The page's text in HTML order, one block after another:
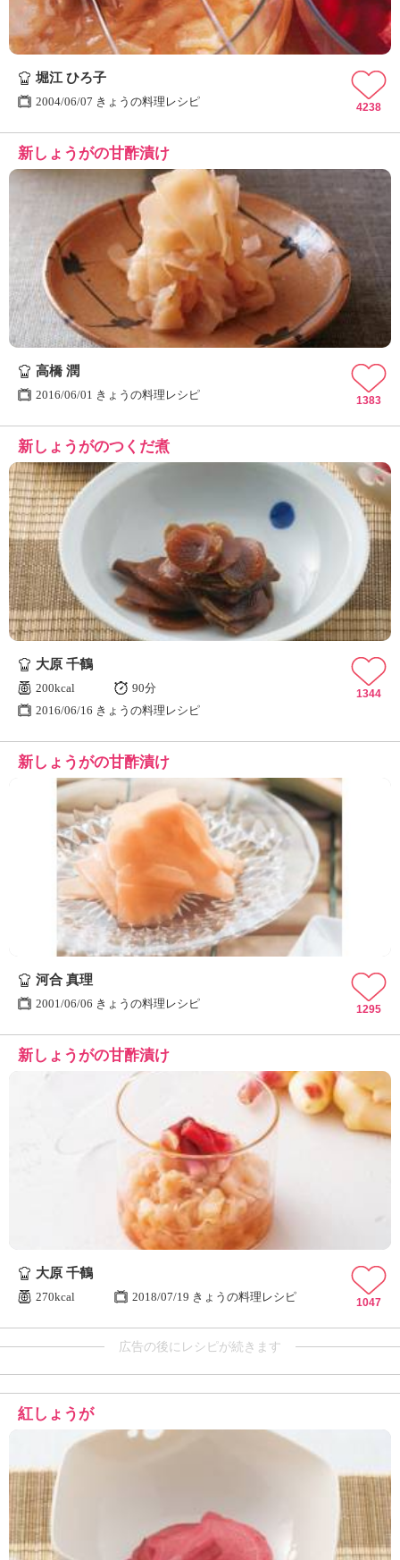
堀江 ひろ子
2004/06/07 きょうの料理レシピ 4238
新しょうがの甘酢漬け
高橋 潤
2016/06/01 きょうの料理レシピ 1383
新しょうがのつくだ煮
大原 千鶴
200kcal
90分
2016/06/16 きょうの料理レシピ
1344
新しょうがの甘酢漬け
河合 真理
2001/06/06 きょうの料理レシピ 1295
新しょうがの甘酢漬け
大原 千鶴
270kcal 2018/07/19 きょうの料理レシピ 1047
広告の後にレシピが続きます
紅しょうが